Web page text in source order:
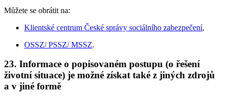
Můžete se obrátit na:
Klientské centrum České správy sociálního zabezpečení,
OSSZ/ PSSZ/ MSSZ.
23. Informace o popisovaném postupu (o řešení
životní situace) je možné získat také z jiných zdrojů
a v jiné formě